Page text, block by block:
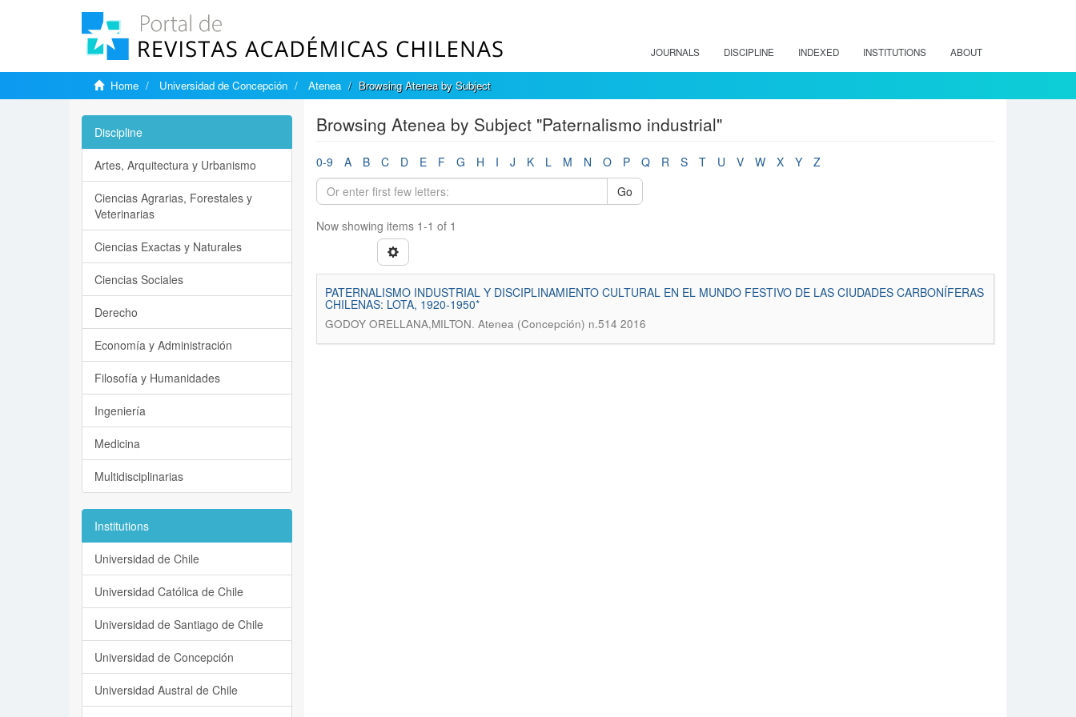
JOURNALS DISCIPLINE INDEXED INSTITUTIONS ABOUT
Home Universidad de Concepción Atenea Browsing Atenea by Subject
Browsing Atenea by Subject "Paternalismo industrial"
0-9 A B C D E F G H I J K L M N O P Q R S T U V W X Y
Z
Go
Now showing items 1-1 of 1
PATERNALISMO INDUSTRIAL Y DISCIPLINAMIENTO CULTURAL EN EL MUNDO FESTIVO DE LAS CIUDADES CARBONÍFERAS
CHILENAS: LOTA, 1920-1950*
GODOY ORELLANA,MILTON. Atenea (Concepción) n.514 2016
Discipline
Artes, Arquitectura y Urbanismo
Ciencias Agrarias, Forestales y
Veterinarias
Ciencias Exactas y Naturales
Ciencias Sociales
Derecho
Economía y Administración
Filosofía y Humanidades
Ingeniería
Medicina
Multidisciplinarias
Institutions
Universidad de Chile
Universidad Católica de Chile
Universidad de Santiago de Chile
Universidad de Concepción
Universidad Austral de Chile